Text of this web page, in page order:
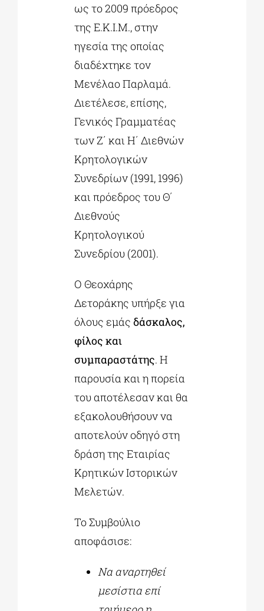
ως το 2009 πρόεδρος
της Ε.Κ.Ι.Μ., στην
ηγεσία της οποίας
διαδέχτηκε τον
Μενέλαο Παρλαμά.
Διετέλεσε, επίσης,
Γενικός Γραμματέας
των Ζ΄ και Η΄ Διεθνών
Κρητολογικών
Συνεδρίων (1991, 1996)
και πρόεδρος του Θ΄
Διεθνούς
Κρητολογικού
Συνεδρίου (2001).
Ο Θεοχάρης
Δετοράκης υπήρξε για
όλους εμάς δάσκαλος,
φίλος και
συμπαραστάτης. Η
παρουσία και η πορεία
του αποτέλεσαν και θα
εξακολουθήσουν να
αποτελούν οδηγό στη
δράση της Εταιρίας
Κρητικών Ιστορικών
Μελετών.
Το Συμβούλιο
αποφάσισε:
Να αναρτηθεί
μεσίστια επί